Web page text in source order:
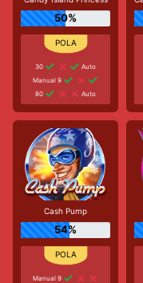
50%
30
Auto
Manual 9
80
Auto
Cash Pump
54%
Manual 9